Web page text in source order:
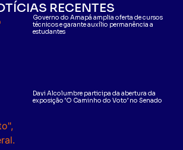
RECENTES
Governo do Amapá amplia oferta de cursos
técnicos e garante auxílio permanência a
estudantes
Davi Alcolumbre participa da abertura da
exposição ‘O Caminho do Voto’ no Senado